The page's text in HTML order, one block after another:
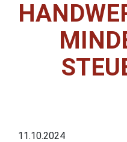
11.10.2024